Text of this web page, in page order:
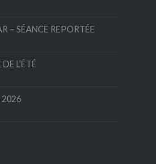
– SÉANCE REPORTÉE
L’ÉTÉ
2026